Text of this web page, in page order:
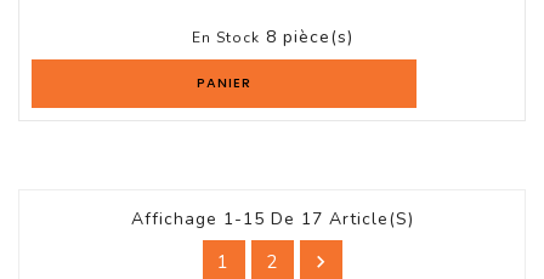
En Stock 8 pièce(s)
PANIER
Affichage 1-15 De 17 Article(s)
1 2 